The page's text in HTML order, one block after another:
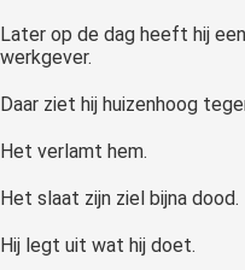
Later op de dag heeft hij
werkgever.
Daar ziet hij huizenhoog
Het verlamt hem.
Het slaat zijn ziel bijna dood.
Hij legt uit wat hij doet.